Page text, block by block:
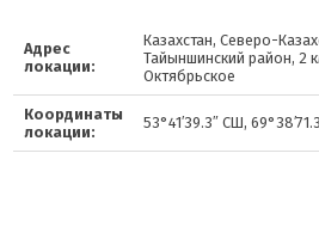
Адрес
локации:
Казахстан, Северо-
Тайыншинский район, 2
Октябрьское
Координаты
локации:
53°41′39.3″ СШ,